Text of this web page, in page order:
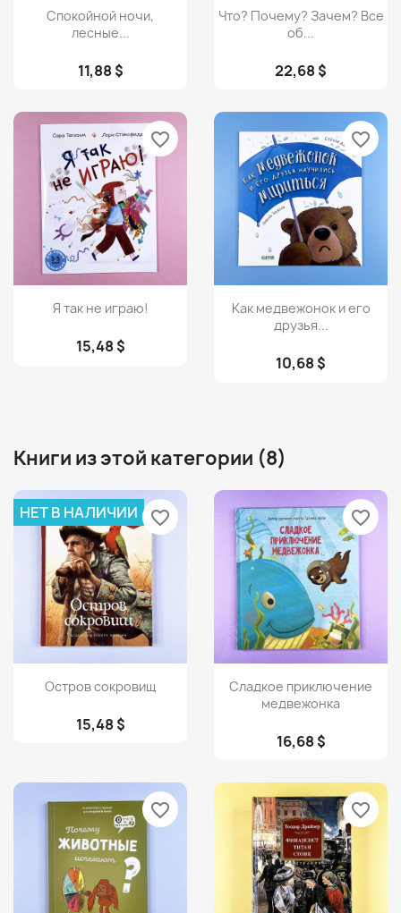
Просмотр
Спокойной ночи,
лесные...
11,88 $
Просмотр
Что? Почему? Зачем? Все
об...
22,68 $
Просмотр
Я так не играю!
15,48 $
favorite_border
Просмотр
Как медвежонок и его
друзья...
10,68 $
favorite_border
Книги из этой категории (8)
Просмотр
Остров сокровищ
15,48 $
НЕТ В НАЛИЧИИ favorite_border
Просмотр
Сладкое приключение
медвежонка
16,68 $
favorite_border
favorite_border favorite_border